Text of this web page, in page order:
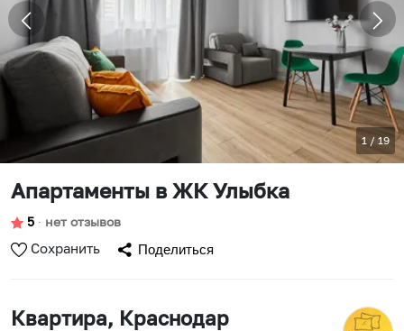
1 / 19
Апартаменты в ЖК Улыбка
5 ∙ нет отзывов
Сохранить Поделиться
Квартира, Краснодар